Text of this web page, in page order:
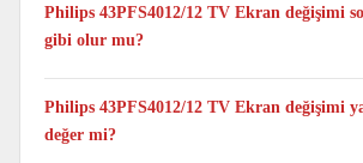
yapılmaktadır.
Philips 43PFS4012/12 TV Ekran değişimi
gibi olur mu?
Evet. Philips 43PFS4012/12 model TV Panel
yapıldıktan sonra televizyonunuz ilk günkü
çalışmaya devam eder.
Philips 43PFS4012/12 TV Ekran değişimi
değer mi?